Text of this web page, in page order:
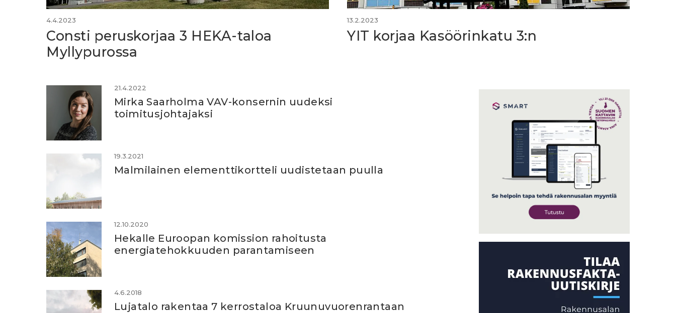
4.4.2023
Consti peruskorjaa 3 HEKA-taloa
Myllypurossa
13.2.2023
YIT korjaa Kasöörinkatu 3:n
21.4.2022
Mirka Saarholma VAV-konsernin uudeksi
toimitusjohtajaksi
19.3.2021
Malmilainen elementtikortteli uudistetaan puulla
12.10.2020
Hekalle Euroopan komission rahoitusta
energiatehokkuuden parantamiseen
4.6.2018
Lujatalo rakentaa 7 kerrostaloa Kruunuvuorenrantaan